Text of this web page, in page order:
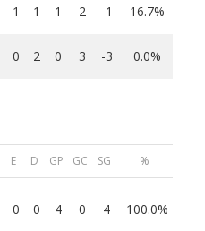
1 1 1 2 -1 16.7%
0 2 0 3 -3 0.0%
E D GP GC SG %
0 0 4 0 4 100.0%